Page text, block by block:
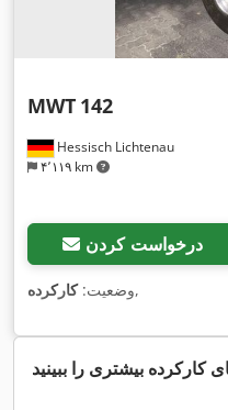
Hessisch Lichtenau
۴٬۱۱۹ km
MWT 142
درخواست کردن
وضعیت:کارکرده ,
کارکرده بیشتری را ببینید